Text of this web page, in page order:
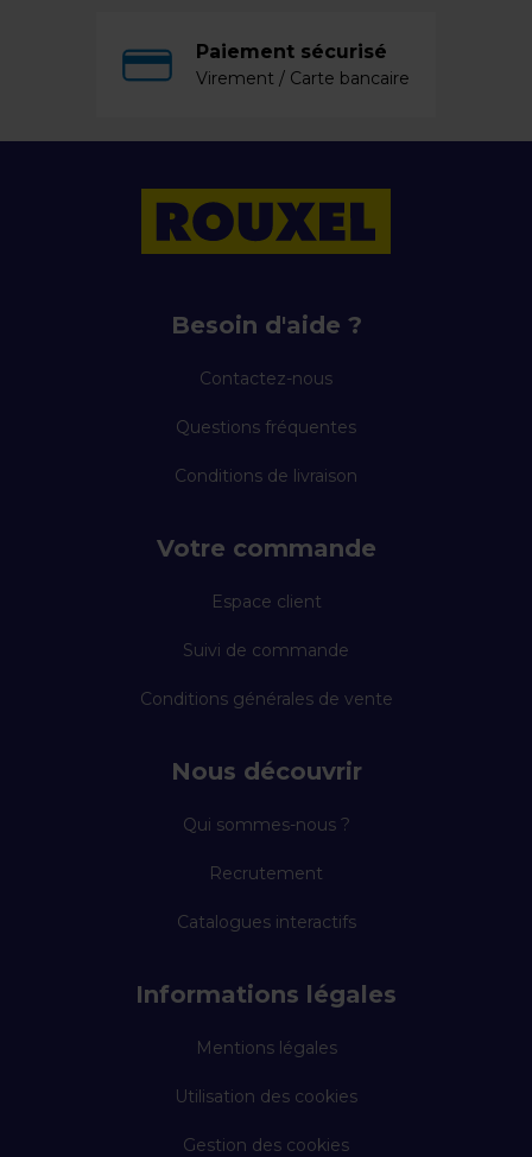
Paiement sécurisé
Virement / Carte bancaire
Besoin d'aide ?
Contactez-nous
Questions fréquentes
Conditions de livraison
Votre commande
Espace client
Suivi de commande
Conditions générales de vente
Nous découvrir
Qui sommes-nous ?
Recrutement
Catalogues interactifs
Informations légales
Mentions légales
Utilisation des cookies
Gestion des cookies